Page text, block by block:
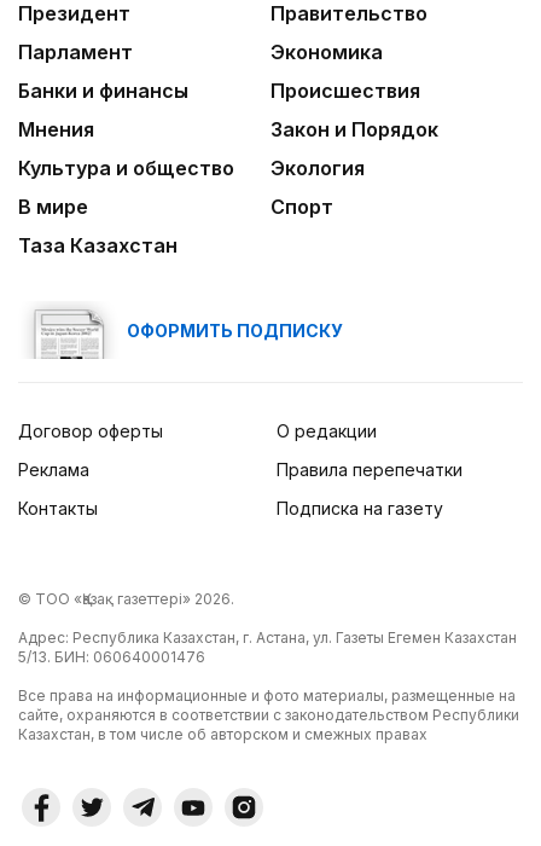
Президент
Правительство
Парламент
Экономика
Банки и финансы
Происшествия
Мнения
Закон и Порядок
Культура и общество
Экология
В мире
Спорт
Таза Казахстан
ОФОРМИТЬ ПОДПИСКУ
Договор оферты
Реклама
Контакты
О редакции
Правила перепечатки
Подписка на газету
© ТОО «Қазақ газеттері» 2026.
Адрес: Республика Казахстан, г. Астана, ул. Газеты Егемен Казахстан
5/13. БИН: 060640001476
Все права на информационные и фото материалы, размещенные на
сайте, охраняются в соответствии с законодательством Республики
Казахстан, в том числе об авторском и смежных правах